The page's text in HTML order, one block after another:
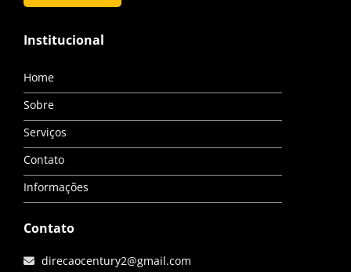
Institucional
Home
Sobre
Serviços
Contato
Informações
Contato
direcaocentury2@gmail.com